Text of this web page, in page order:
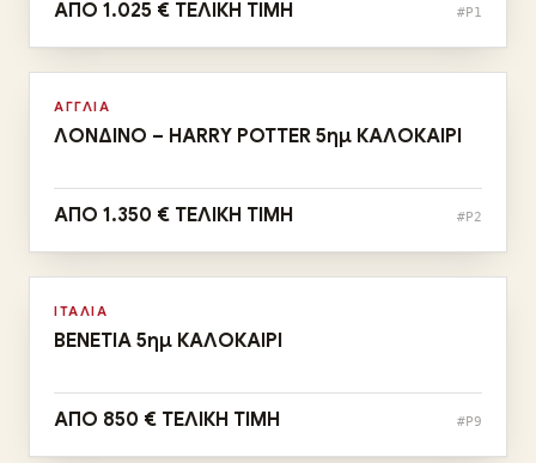
ΑΠΟ 1.025 € ΤΕΛΙΚΗ ΤΙΜΗ #P1
Αυγ
Αναχωρήσεις:
29/08
ΑΓΓΛΙΑ
ΛΟΝΔΙΝΟ – HARRY POTTER 5ημ ΚΑΛΟΚΑΙΡΙ
ΑΠΟ 1.350 € ΤΕΛΙΚΗ ΤΙΜΗ #P2
Αυγ
Αναχωρήσεις:
13/08
ΙΤΑΛΙΑ
ΒΕΝΕΤΙΑ 5ημ ΚΑΛΟΚΑΙΡΙ
ΑΠΟ 850 € ΤΕΛΙΚΗ ΤΙΜΗ #P9
Αναχωρήσεις:
14, 21, 28/08